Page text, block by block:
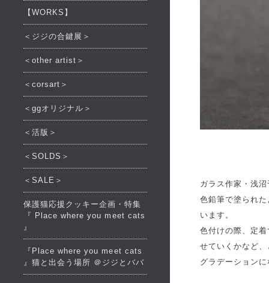
ガラス作家・浅
色鉛筆で塗られ
います。
色付けの際、定
せていくかなど
グラデーション
【WORKS】
＜ジジの合鍵展＞
＜other artist＞
＜corsart＞
＜ggオリジナル＞
＜活版＞
＜SOLDS＞
＜SALE＞
保護猫応援クッキー企画・特集
『 Place where you meet cats
』
『Place where you meet cats
』猫と出会う場所 ＠ジジとババ